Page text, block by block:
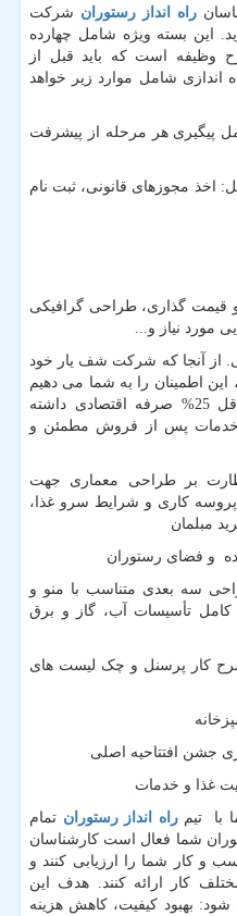
راه انداز رستوران شرکت
این بسته ویژه شامل چهارده
وظیفه است که باید قبل از
اندازی شامل موارد زیر خواهد
پیگیری هر مرحله از پیشرفت
اخذ مجوزهای قانونی، ثبت نام
قیمت گذاری، طراحی گرافیکی
مورد نیاز و...
از آنجا که شرکت شف یار خود
این اطمینان را به شما می دهیم
که تأمین تجهیزات برای شما حداقل 25% صرفه اقتصادی داشته
خدمات پس از فروش مطمئن و
بر طراحی معماری جهت
کاری و شرایط سرو غذا،
مبلمان
و فضای رستوران
سه بعدی متناسب با منو و
کامل تأسیسات آب، گاز و برق
کار پرسنل و چک لیست های
جشن افتتاحیه اصلی
غذا و خدمات
با تیمراه انداز رستوران تمام
شما فعال است کارشناسان
و کار شما را ارزیابی کنند و
کار ارائه کنند. هدف این
بهبود کیفیت، کاهش هزینه